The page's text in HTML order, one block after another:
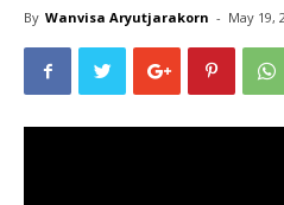
By Wanvisa Aryutjarakorn - May 19,